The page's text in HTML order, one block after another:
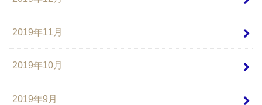
2019年11月
2019年10月
2019年9月